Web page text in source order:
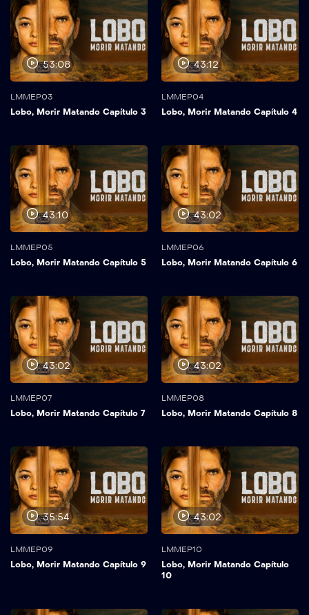
53:08
LMMEP03
Lobo, Morir Matando Capítulo 3
43:12
LMMEP04
Lobo, Morir Matando Capítulo 4
43:10
LMMEP05
Lobo, Morir Matando Capítulo 5
43:02
LMMEP06
Lobo, Morir Matando Capítulo 6
43:02
LMMEP07
Lobo, Morir Matando Capítulo 7
43:02
LMMEP08
Lobo, Morir Matando Capítulo 8
35:54
LMMEP09
Lobo, Morir Matando Capítulo 9
43:02
LMMEP10
Lobo, Morir Matando Capítulo
10